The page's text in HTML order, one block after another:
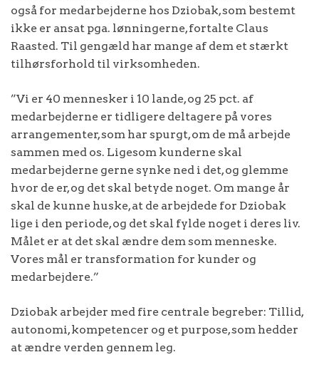
også for medarbejderne hos Dziobak, som bestemt
ikke er ansat pga. lønningerne, fortalte Claus
Raasted. Til gengæld har mange af dem et stærkt
tilhørsforhold til virksomheden.
”Vi er 40 mennesker i 10 lande, og 25 pct. af
medarbejderne er tidligere deltagere på vores
arrangementer, som har spurgt, om de må arbejde
sammen med os. Ligesom kunderne skal
medarbejderne gerne synke ned i det, og glemme
hvor de er, og det skal betyde noget. Om mange år
skal de kunne huske, at de arbejdede for Dziobak
lige i den periode, og det skal fylde noget i deres liv.
Målet er at det skal ændre dem som menneske.
Vores mål er transformation for kunder og
medarbejdere.”
Dziobak arbejder med fire centrale begreber: Tillid,
autonomi, kompetencer og et purpose, som hedder
at ændre verden gennem leg.